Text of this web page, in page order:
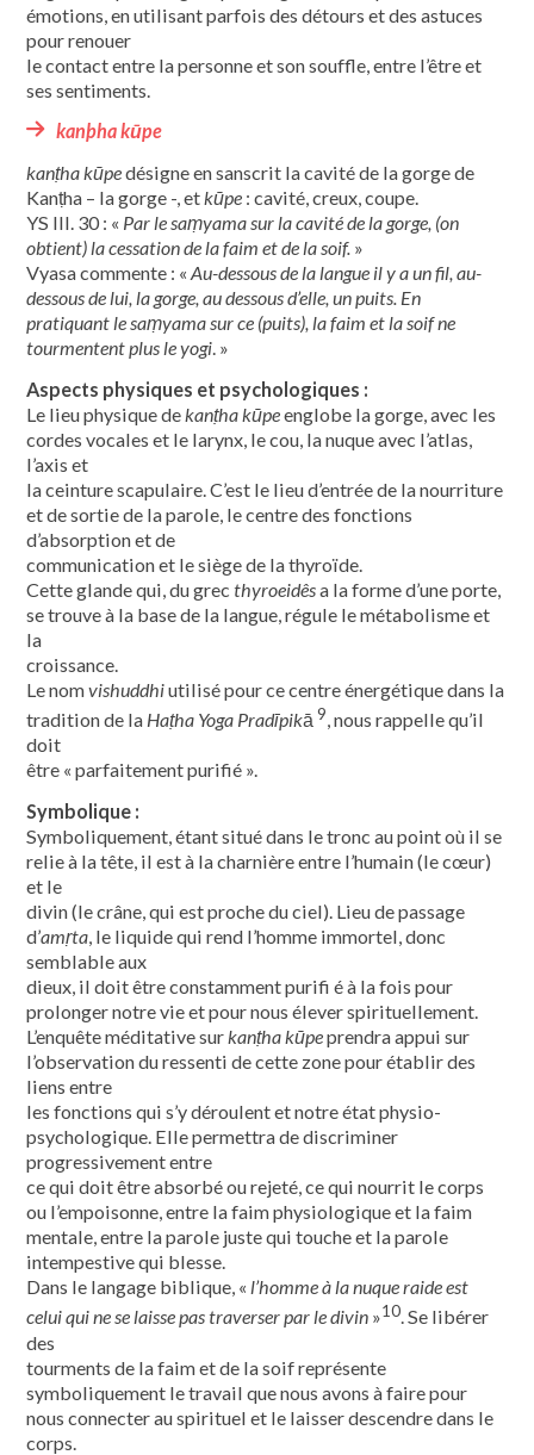
émotions, en utilisant parfois des détours et des astuces
pour renouer
le contact entre la personne et son souffle, entre l’être et
ses sentiments.
kanþha kūpe
kanṭha kūpedésigne en sanscrit la cavité de la gorge de
Kanṭha – la gorge -, etkūpe : cavité, creux, coupe.
YS III. 30 : « Par le saṃyama sur la cavité de la gorge, (on
obtient) la cessation de la faim et de la soif. »
Vyasa commente : «Au-dessous de la langue il y a un fil, au-
dessous de lui, la gorge, au dessous d’elle, un puits. En
pratiquant lesaṃyamasur ce (puits), la faim et la soif ne
tourmentent plus le yogi. »
Aspects physiques et psychologiques :
Le lieu physique dekanṭha kūpeenglobe la gorge, avec les
cordes vocales et le larynx, le cou, la nuque avec l’atlas,
l’axis et
la ceinture scapulaire. C’est le lieu d’entrée de la nourriture
et de sortie de la parole, le centre des fonctions
d’absorption et de
communication et le siège de la thyroïde.
Cette glande qui, du grecthyroeidêsa la forme d’une porte,
se trouve à la base de la langue, régule le métabolisme et
la
croissance.
Le nomvishuddhiutilisé pour ce centre énergétique dans la
tradition de la Haṭha Yoga Pradīpikā9, nous rappelle qu’il
doit
être « parfaitement purifié ».
Symbolique :
Symboliquement, étant situé dans le tronc au point où il se
relie à la tête, il est à la charnière entre l’humain (le cœur)
et le
divin (le crâne, qui est proche du ciel). Lieu de passage
d’amṛta, le liquide qui rend l’homme immortel, donc
semblable aux
dieux, il doit être constamment purifi é à la fois pour
prolonger notre vie et pour nous élever spirituellement.
L’enquête méditative surkanṭha kūpeprendra appui sur
l’observation du ressenti de cette zone pour établir des
liens entre
les fonctions qui s’y déroulent et notre état physio-
psychologique. Elle permettra de discriminer
progressivement entre
ce qui doit être absorbé ou rejeté, ce qui nourrit le corps
ou l’empoisonne, entre la faim physiologique et la faim
mentale, entre la parole juste qui touche et la parole
intempestive qui blesse.
Dans le langage biblique, « l’homme à la nuque raide est
celui qui ne se laisse pas traverser par le divin »10. Se libérer
des
tourments de la faim et de la soif représente
symboliquement le travail que nous avons à faire pour
nous connecter au spirituel et le laisser descendre dans le
corps.